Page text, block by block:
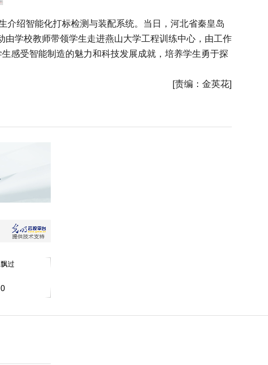
绍智能化打标检测与装配系统。当日，河北省秦皇岛
学校教师带领学生走进燕山大学工程训练中心，由工作
感受智能制造的魅力和科技发展成就，培养学生勇于探
[责编：金英花]
飘过
0